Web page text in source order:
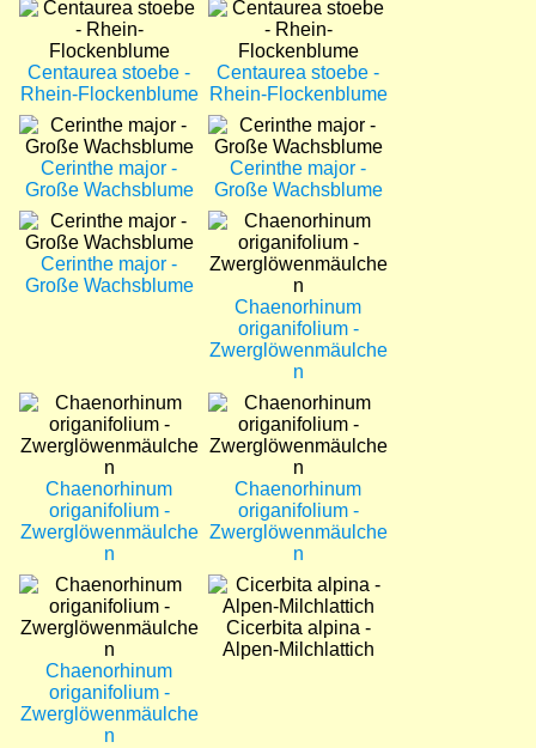
Bild
Centaurea stoebe -
Rhein-Flockenblume
Bild
Centaurea stoebe -
Rhein-Flockenblume
Bild
Cerinthe major -
Große Wachsblume
Bild
Cerinthe major -
Große Wachsblume
Bild
Cerinthe major -
Große Wachsblume
Bild
Chaenorhinum
origanifolium -
Zwerglöwenmäulche
n
Bild
Chaenorhinum
origanifolium -
Zwerglöwenmäulche
n
Bild
Chaenorhinum
origanifolium -
Zwerglöwenmäulche
n
Bild
Chaenorhinum
origanifolium -
Zwerglöwenmäulche
n
Bild
Cicerbita alpina -
Alpen-Milchlattich